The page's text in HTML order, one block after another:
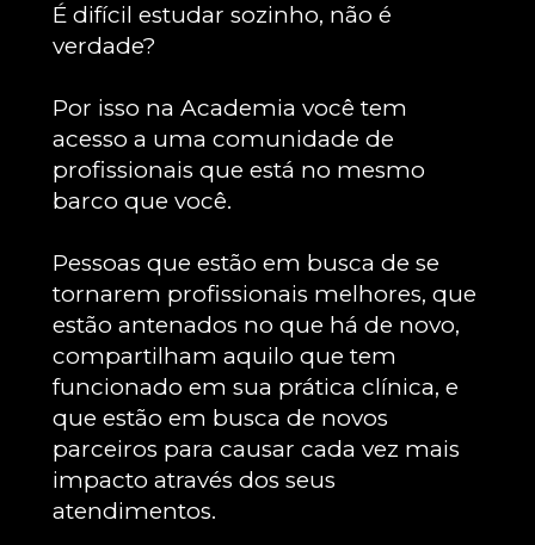
É difícil estudar sozinho, não é
verdade?
Por isso na Academia você tem
acesso a uma comunidade de
profissionais que está no mesmo
barco que você.
Pessoas que estão em busca de se
tornarem profissionais melhores, que
estão antenados no que há de novo,
compartilham aquilo que tem
funcionado em sua prática clínica, e
que estão em busca de novos
parceiros para causar cada vez mais
impacto através dos seus
atendimentos.